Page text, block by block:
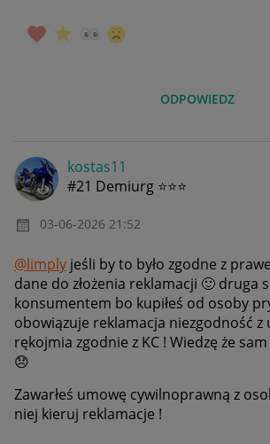
ODPOWIEDZ
kostas11
#21 Demiurg ⭐⭐⭐
‎03-06-2026 21:52
@limply jeśli by to było zgodne z
dane do złożenia reklamacji 🙂 druga
konsumentem bo kupiłeś od osoby
obowiązuje reklamacja niezgodność z
rękojmia zgodnie z KC ! Wiedzę że
😞
Zawarłeś umowę cywilnoprawną z
niej kieruj reklamacje !